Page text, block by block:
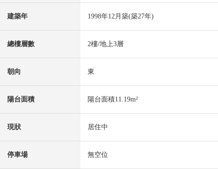
建築年 1998年12月築(築27年)
總樓層數 2樓/地上3層
朝向 東
陽台面積 陽台面積11.19m²
現狀 居住中
停車場 無空位